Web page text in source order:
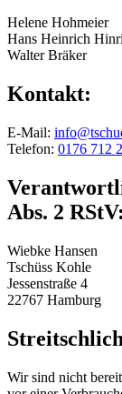
Helene Hohmeier
Hans Heinrich
Walter Bräker
Kontakt:
E-Mail:
Telefon: 0176 712
Abs. 2 RStV:
Wiebke Hansen
Tschüss Kohle
Jessenstraße 4
22767 Hamburg
Wir sind nicht